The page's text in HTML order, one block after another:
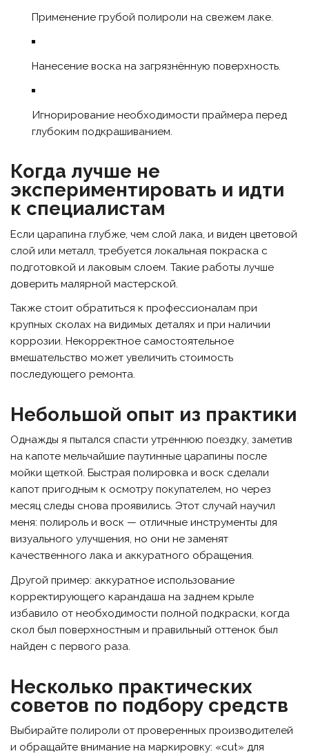
Применение грубой полироли на свежем лаке.
Нанесение воска на загрязнённую поверхность.
Игнорирование необходимости праймера перед
глубоким подкрашиванием.
Когда лучше не
экспериментировать и идти
к специалистам
Если царапина глубже, чем слой лака, и виден цветовой
слой или металл, требуется локальная покраска с
подготовкой и лаковым слоем. Такие работы лучше
доверить малярной мастерской.
Также стоит обратиться к профессионалам при
крупных сколах на видимых деталях и при наличии
коррозии. Некорректное самостоятельное
вмешательство может увеличить стоимость
последующего ремонта.
Небольшой опыт из практики
Однажды я пытался спасти утреннюю поездку, заметив
на капоте мельчайшие паутинные царапины после
мойки щеткой. Быстрая полировка и воск сделали
капот пригодным к осмотру покупателем, но через
месяц следы снова проявились. Этот случай научил
меня: полироль и воск — отличные инструменты для
визуального улучшения, но они не заменят
качественного лака и аккуратного обращения.
Другой пример: аккуратное использование
корректирующего карандаша на заднем крыле
избавило от необходимости полной подкраски, когда
скол был поверхностным и правильный оттенок был
найден с первого раза.
Несколько практических
советов по подбору средств
Выбирайте полироли от проверенных производителей
и обращайте внимание на маркировку: «cut» для